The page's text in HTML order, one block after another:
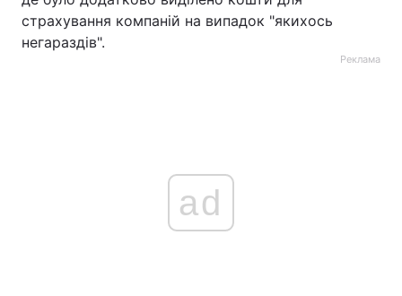
страхування компаній на випадок "якихось
негараздів".
Реклама
ad